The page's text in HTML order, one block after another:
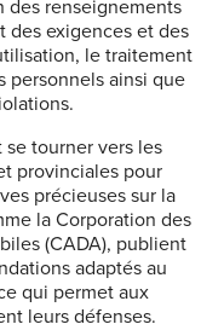
des renseignements
des exigences et des
le traitement
personnels ainsi que
tourner vers les
provinciales pour
précieuses sur la
la Corporation des
(CADA), publient
adaptés au
qui permet aux
leurs défenses.